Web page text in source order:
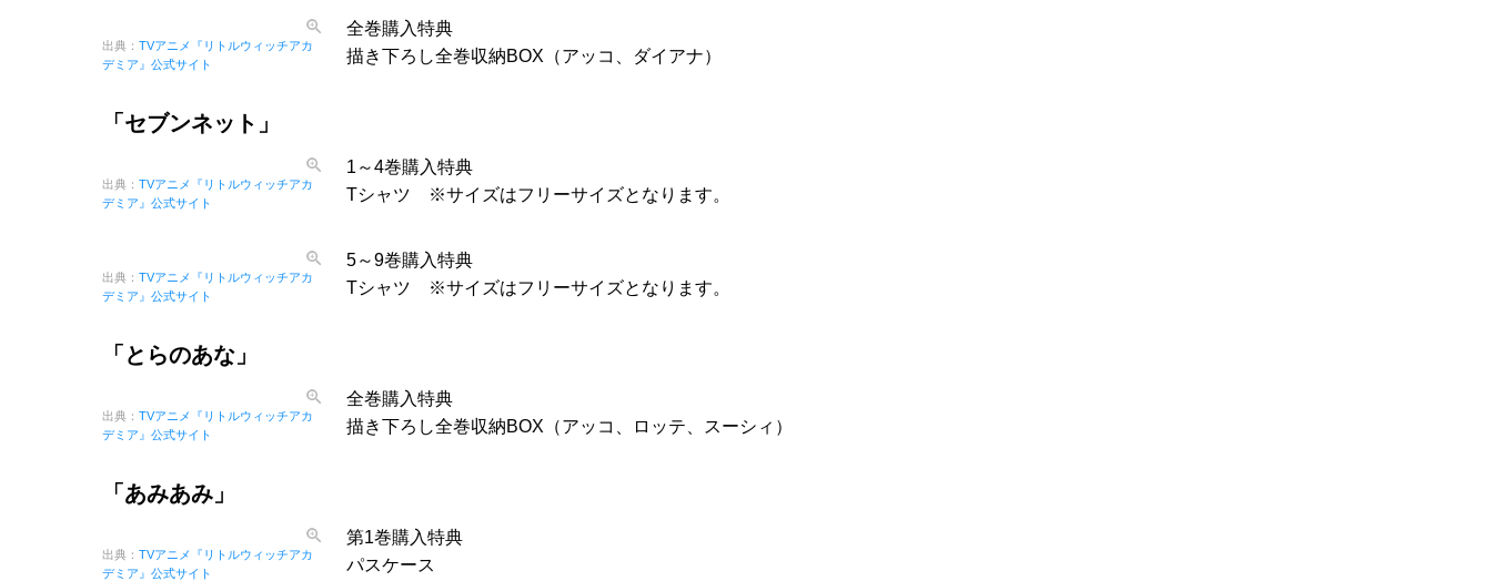
出典： TVアニメ『リトルウィッチアカ
デミア』公式サイト
全巻購入特典
描き下ろし全巻収納BOX（アッコ、ダイアナ）
「セブンネット」
出典： TVアニメ『リトルウィッチアカ
デミア』公式サイト
1～4巻購入特典
Tシャツ ※サイズはフリーサイズとなります。
出典： TVアニメ『リトルウィッチアカ
デミア』公式サイト
5～9巻購入特典
Tシャツ ※サイズはフリーサイズとなります。
「とらのあな」
出典： TVアニメ『リトルウィッチアカ
デミア』公式サイト
全巻購入特典
描き下ろし全巻収納BOX（アッコ、ロッテ、スーシィ）
「あみあみ」
出典： TVアニメ『リトルウィッチアカ
デミア』公式サイト
第1巻購入特典
パスケース